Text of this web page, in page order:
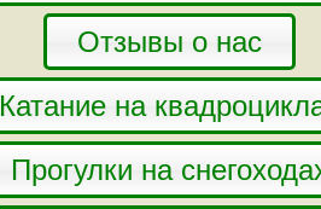
Отзывы о нас
Катание на
Прогулки на